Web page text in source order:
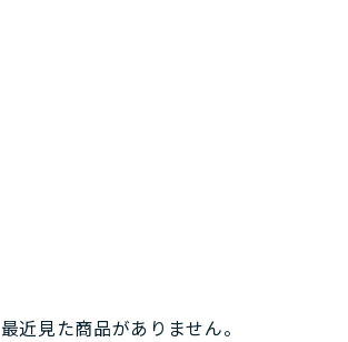
最近見た商品がありません。